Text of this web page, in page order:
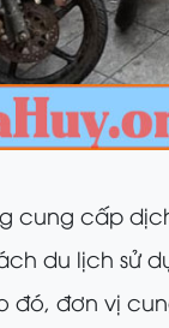
cung cấp
du lịch sử
đó, đơn vị